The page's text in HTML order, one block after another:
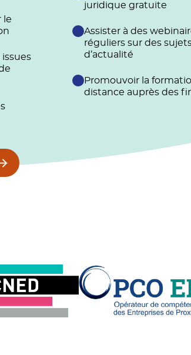
le
juridique gratuite
Assister à des
réguliers sur des
d’actualité
Promouvoir la
distance auprès des